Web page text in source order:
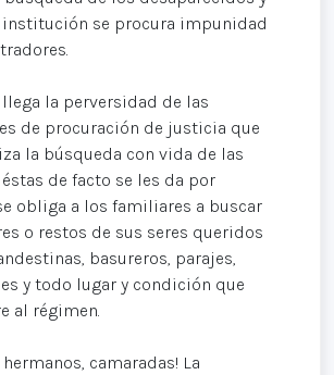
institución se procura impunidad
la perversidad de las
de procuración de justicia que
la búsqueda con vida de las
de facto se les da por
obliga a los familiares a buscar
o restos de sus seres queridos
basureros, parajes,
y todo lugar y condición que
al régimen.
hermanos, camaradas! La